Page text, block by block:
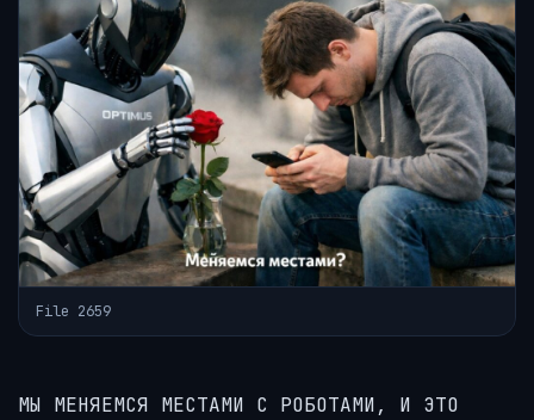
File 2659
МЫ МЕНЯЕМСЯ МЕСТАМИ С РОБОТАМИ, И ЭТО